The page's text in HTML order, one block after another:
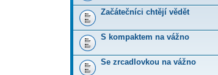
Začátečníci chtějí vědět
S kompaktem na vážno
Se zrcadlovkou na vážno